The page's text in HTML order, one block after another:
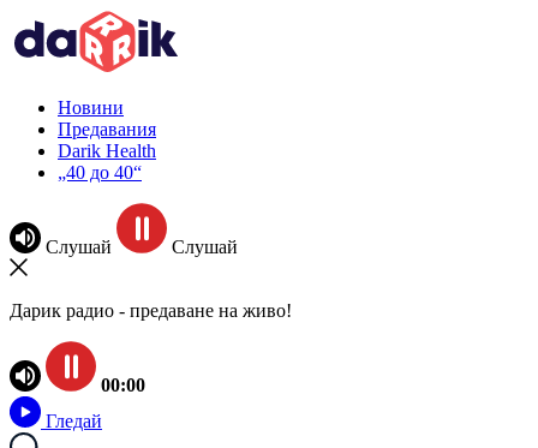
Новини
Предавания
Darik Health
„40 до 40“
Слушай Слушай
Дарик радио - предаване на живо!
00:00
Гледай